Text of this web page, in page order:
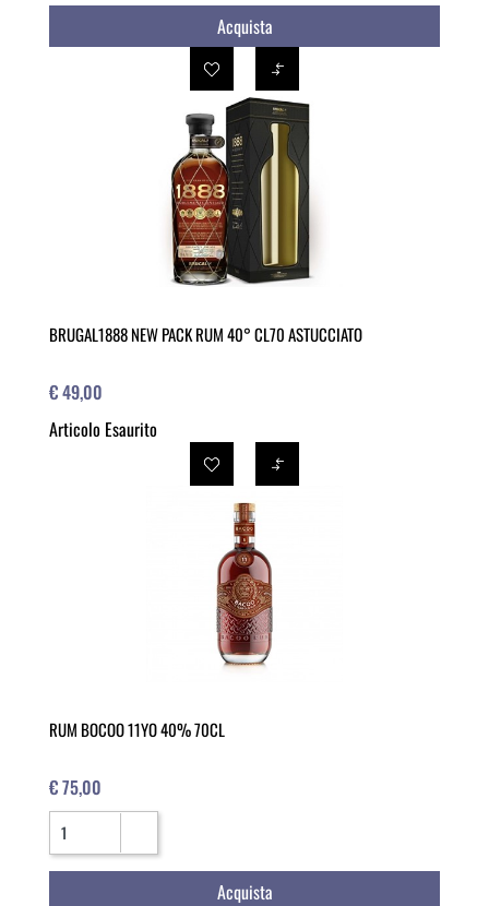
Acquista
BRUGAL1888 NEW PACK RUM 40° CL70 ASTUCCIATO
€ 49,00
Articolo Esaurito
RUM BOCOO 11YO 40% 70CL
€ 75,00
Quantità
Acquista